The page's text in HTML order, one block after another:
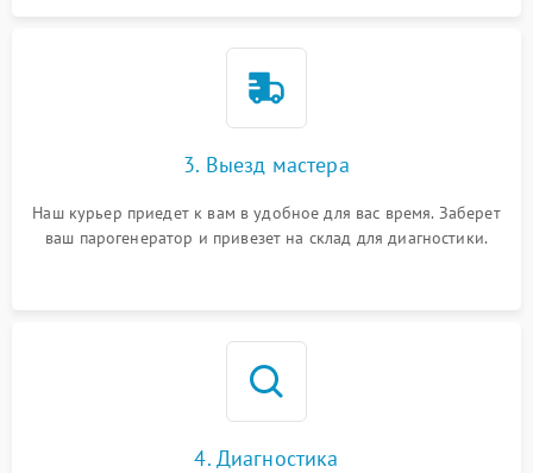
3. Выезд мастера
Наш курьер приедет к вам в удобное для вас время. Заберет
ваш парогенератор и привезет на склад для диагностики.
4. Диагностика